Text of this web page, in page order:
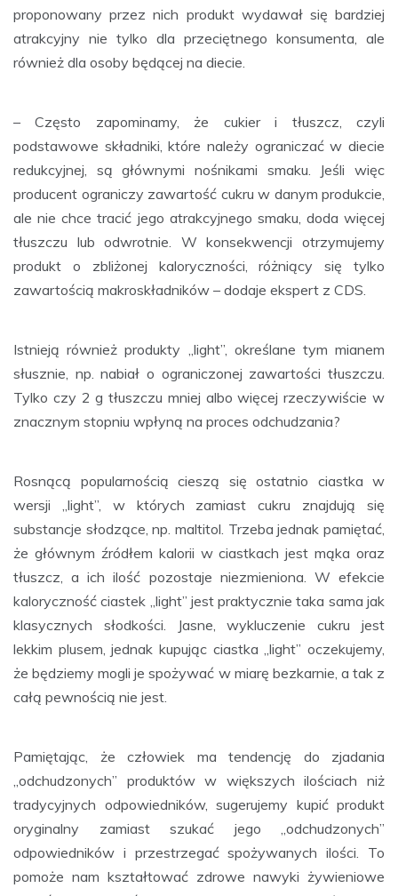
proponowany przez nich produkt wydawał się bardziej
atrakcyjny nie tylko dla przeciętnego konsumenta, ale
również dla osoby będącej na diecie.
– Często zapominamy, że cukier i tłuszcz, czyli
podstawowe składniki, które należy ograniczać w diecie
redukcyjnej, są głównymi nośnikami smaku. Jeśli więc
producent ograniczy zawartość cukru w danym produkcie,
ale nie chce tracić jego atrakcyjnego smaku, doda więcej
tłuszczu lub odwrotnie. W konsekwencji otrzymujemy
produkt o zbliżonej kaloryczności, różniący się tylko
zawartością makroskładników – dodaje ekspert z CDS.
Istnieją również produkty „light”, określane tym mianem
słusznie, np. nabiał o ograniczonej zawartości tłuszczu.
Tylko czy 2 g tłuszczu mniej albo więcej rzeczywiście w
znacznym stopniu wpłyną na proces odchudzania?
Rosnącą popularnością cieszą się ostatnio ciastka w
wersji „light”, w których zamiast cukru znajdują się
substancje słodzące, np. maltitol. Trzeba jednak pamiętać,
że głównym źródłem kalorii w ciastkach jest mąka oraz
tłuszcz, a ich ilość pozostaje niezmieniona. W efekcie
kaloryczność ciastek „light” jest praktycznie taka sama jak
klasycznych słodkości. Jasne, wykluczenie cukru jest
lekkim plusem, jednak kupując ciastka „light” oczekujemy,
że będziemy mogli je spożywać w miarę bezkarnie, a tak z
całą pewnością nie jest.
Pamiętając, że człowiek ma tendencję do zjadania
„odchudzonych” produktów w większych ilościach niż
tradycyjnych odpowiedników, sugerujemy kupić produkt
oryginalny zamiast szukać jego „odchudzonych”
odpowiedników i przestrzegać spożywanych ilości. To
pomoże nam kształtować zdrowe nawyki żywieniowe